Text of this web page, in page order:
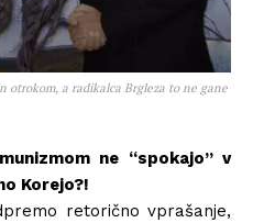
otrokom, a radikalca Brgleza to ne gane
ne “spokajo” v
Korejo?!
retorično vprašanje,